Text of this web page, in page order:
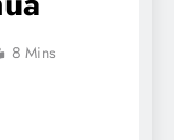
8 Mins